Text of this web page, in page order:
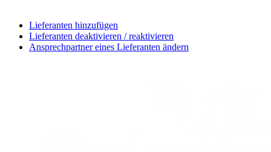
Lieferanten hinzufügen
Lieferanten deaktivieren / reaktivieren
Ansprechpartner eines Lieferanten ändern